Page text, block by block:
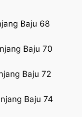
Baju 68
Baju 70
Baju 72
Baju 74